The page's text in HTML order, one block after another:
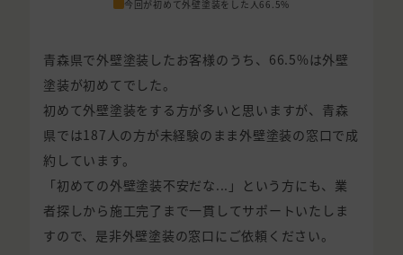
今回が初めて外壁塗装をした人66.5%
青森県で外壁塗装したお客様のうち、66.5%は外壁
塗装が初めてでした。
初めて外壁塗装をする方が多いと思いますが、青森
県では187人の方が未経験のまま外壁塗装の窓口で成
約しています。
「初めての外壁塗装不安だな...」という方にも、業
者探しから施工完了まで一貫してサポートいたしま
すので、是非外壁塗装の窓口にご依頼ください。